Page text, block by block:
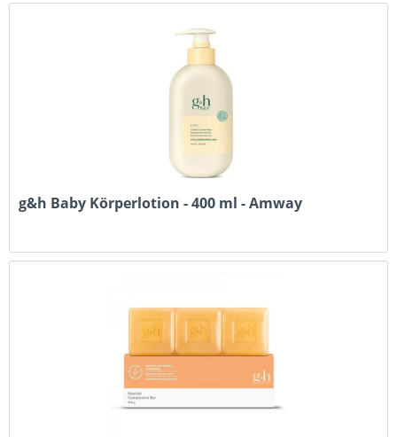
g&h Baby Körperlotion - 400 ml - Amway